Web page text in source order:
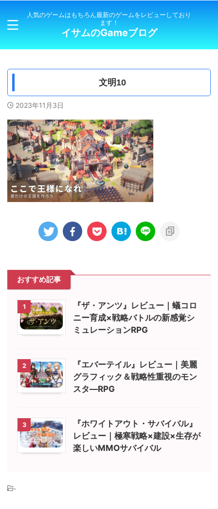
人気のゲームはもちろん最新のゲームをレビューしており
ます！
イサムのGameブログ
文明10
2023年11月3日
おすすめ記事
1
『ザ・アンツ』レビュー｜蟻コロ
ニー育成×戦略バトルの新感覚シ
ミュレーションRPG
2
『エバーテイル』レビュー｜美麗
グラフィック＆戦略性重視のモン
スタ―RPG
3
『ホワイトアウト・サバイバル』
レビュー｜極寒戦略×建設×生存が
楽しいMMOサバイバル
-